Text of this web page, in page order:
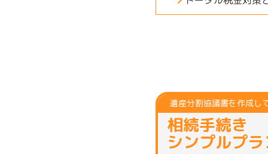
遺産分割協議書を作成し
相続手続き
シンプルプ